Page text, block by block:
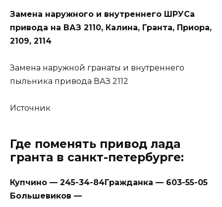
Замена наружного и внутреннего ШРУСа
привода на ВАЗ 2110, Калина, Гранта, Приора,
2109, 2114
Замена наружной гранаты и внутреннего
пыльника привода ВАЗ 2112
Источник
Где поменять привод лада
гранта в санкт-петербурге:
Купчино — 245-34-84Гражданка — 603-55-05
Большевиков —